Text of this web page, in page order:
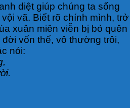
diệt giúp chúng ta sống
vã. Biết rõ chính mình, trở
xuân miên viễn bị bỏ quên
vốn thế, vô thường trôi,
nói: